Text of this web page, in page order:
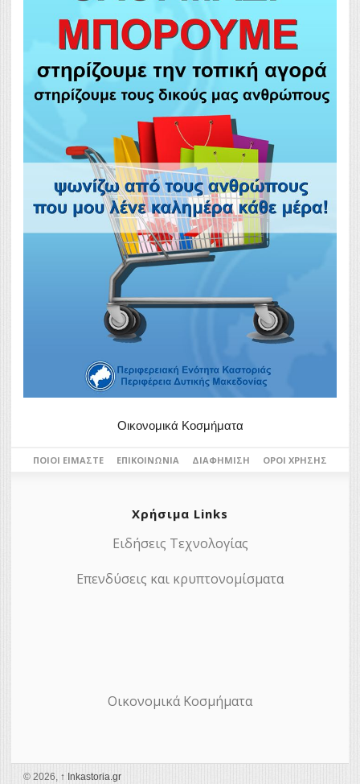
Οικονομικά Κοσμήματα
ΠΟΙΟΙ ΕΊΜΑΣΤΕ ΕΠΙΚΟΙΝΩΝΊΑ ΔΙΑΦΉΜΙΣΗ ΌΡΟΙ ΧΡΉΣΗΣ
Χρήσιμα Links
Ειδήσεις Τεχνολογίας
Επενδύσεις και κρυπτονομίσματα
Οικονομικά Κοσμήματα
© 2026, ↑ Ιnkastoria.gr